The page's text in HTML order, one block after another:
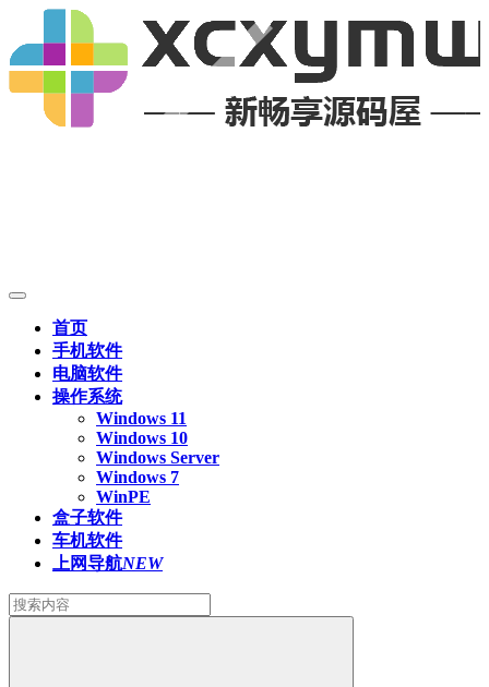
首页
手机软件
电脑软件
操作系统
Windows 11
Windows 10
Windows Server
Windows 7
WinPE
盒子软件
车机软件
上网导航NEW